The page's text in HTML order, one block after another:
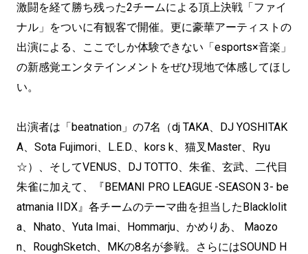
激闘を経て勝ち残った2チームによる頂上決戦「ファイ
ナル」をついに有観客で開催。更に豪華アーティストの
出演による、ここでしか体験できない「esports×音楽」
の新感覚エンタテインメントをぜひ現地で体感してほし
い。
出演者は「beatnation」の7名（dj TAKA、DJ YOSHITAK
A、Sota Fujimori、L.E.D.、kors k、猫叉Master、Ryu
☆）、そしてVENUS、DJ TOTTO、朱雀、玄武、二代目
朱雀に加えて、『BEMANI PRO LEAGUE -SEASON 3- be
atmania IIDX』各チームのテーマ曲を担当したBlacklolit
a、Nhato、Yuta Imai、Hommarju、かめりあ、 Maozo
n、RoughSketch、MKの8名が参戦。さらにはSOUND H